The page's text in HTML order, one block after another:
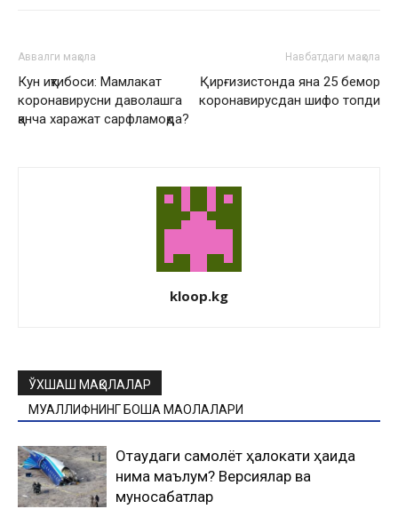
Аввалги мақола
Кун иқтибоси: Мамлакат
коронавирусни даволашга
қанча харажат сарфламоқда?
Навбатдаги мақола
Қирғизистонда яна 25 бемор
коронавирусдан шифо топди
kloop.kg
ЎХШАШ МАҚОЛАЛАР
МУАЛЛИФНИНГ БОШҚА МАҚОЛАЛАРИ
Оқтаудаги самолёт ҳалокати ҳақида
нима маълум? Версиялар ва
муносабатлар